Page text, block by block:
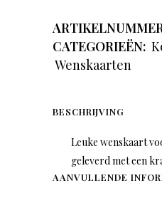
CATEGORIEËN:
Wenskaarten
BESCHRIJVING
Leuke wenskaart
geleverd met een
AANVULLENDE